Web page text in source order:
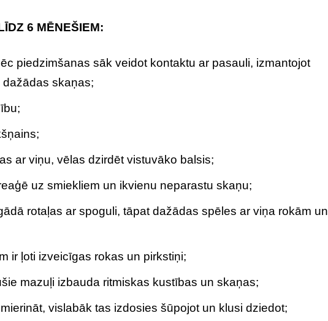
6 MĒNEŠIEM:
piedzimšanas sāk veidot kontaktu ar pasauli, izmantojot
skaņas;
ar viņu, vēlas dzirdēt vistuvāko balsis;
uz smiekliem un ikvienu neparastu skaņu;
rotaļas ar spoguli, tāpat dažādas spēles ar viņa rokām un
ir ļoti izveicīgas rokas un pirkstiņi;
mazuļi izbauda ritmiskas kustības un skaņas;
vislabāk tas izdosies šūpojot un klusi dziedot;